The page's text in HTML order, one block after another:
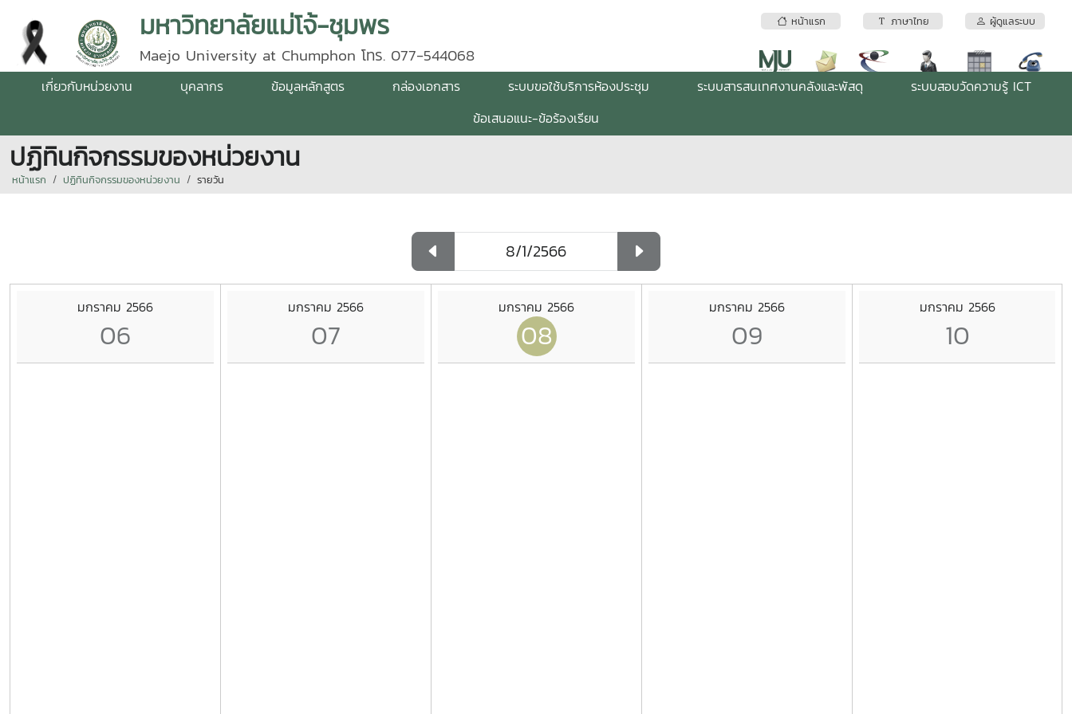
หน้าแรก ภาษาไทย ผู้ดูแลระบบ
มหาวิทยาลัยแม่โจ้-ชุมพร
Maejo University at Chumphon โทร. 077-544068
เกี่ยวกับหน่วยงาน บุคลากร ข้อมูลหลักสูตร กล่องเอกสาร ระบบขอใช้บริการห้องประชุม ระบบสารสนเทศงานคลังและพัสดุ
ระบบสอบวัดความรู้ ICT
ข้อเสนอแนะ-ข้อร้องเรียน
ปฏิทินกิจกรรมของหน่วยงาน
หน้าแรก ปฏิทินกิจกรรมของหน่วยงาน รายวัน
มกราคม 2566
06
มกราคม 2566
07
มกราคม 2566
08
มกราคม 2566
09
มกราคม 2566
10